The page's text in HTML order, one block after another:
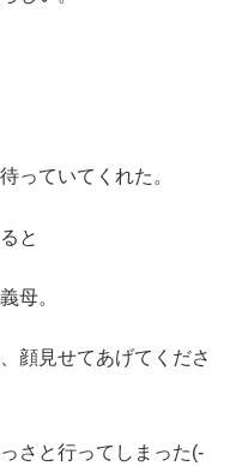
っていてくれた。
と
母。
顔見せてあげてくださ
さと行ってしまった(-